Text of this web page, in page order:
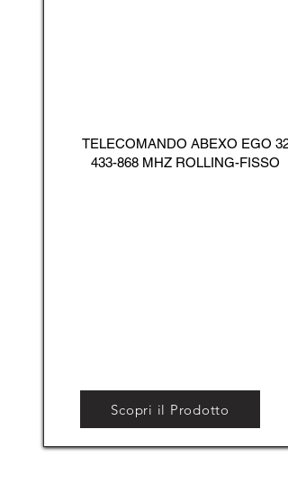
TELECOMANDO ABEXO EGO 32
433-868 MHZ ROLLING-FISSO
Scopri il Prodotto